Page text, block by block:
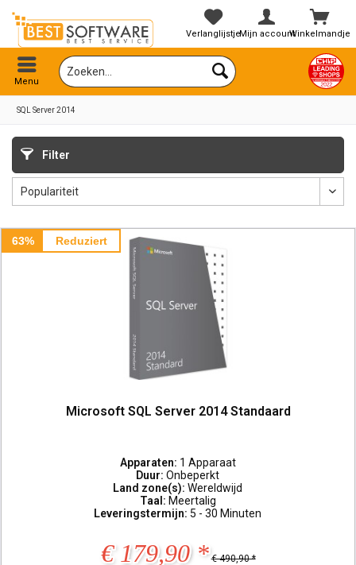
Winkelmandje
VerlanglijstjeMijn account
Menu
SQL Server 2014
Filter
63% Reduziert
Microsoft SQL Server 2014 Standaard
Apparaten: 1 Apparaat
Duur:Onbeperkt
Land zone(s):Wereldwijd
Taal: Meertalig
Leveringstermijn: 5 - 30 Minuten
€ 179,90 * € 490,90 *